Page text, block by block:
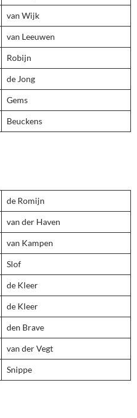
van Wijk
van Leeuwen
Robijn
de Jong
Gems
Beuckens
de Romijn
van der Haven
van Kampen
Slof
de Kleer
de Kleer
den Brave
van der Vegt
Snippe